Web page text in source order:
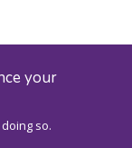
your
so.